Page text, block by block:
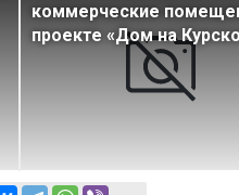
коммерческие
проекте «Дом на